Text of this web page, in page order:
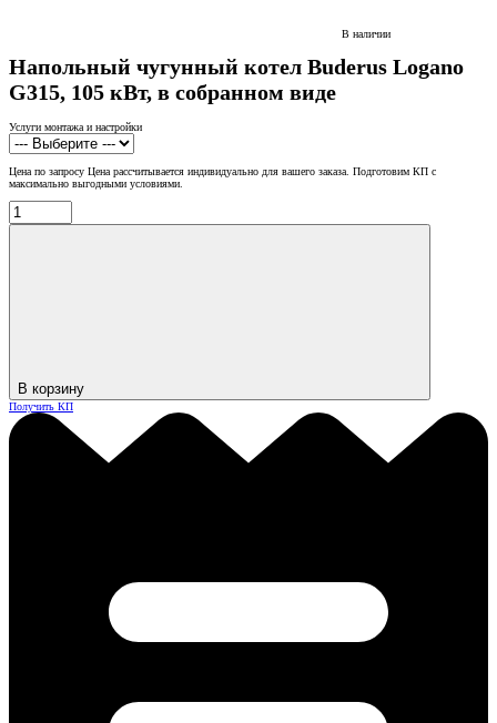
В наличии
Напольный чугунный котел Buderus Logano
G315, 105 кВт, в собранном виде
Услуги монтажа и настройки
Цена по запросу Цена рассчитывается индивидуально для вашего заказа. Подготовим КП с
максимально выгодными условиями.
В корзину
Получить КП